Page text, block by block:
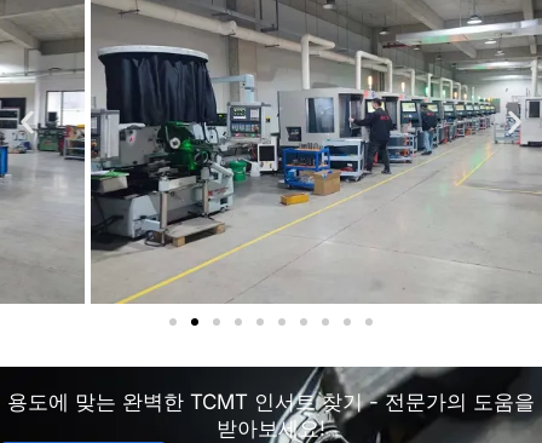
용도에 맞는 완벽한 TCMT 인서트 찾기 - 전문가의 도움을
받아보세요!